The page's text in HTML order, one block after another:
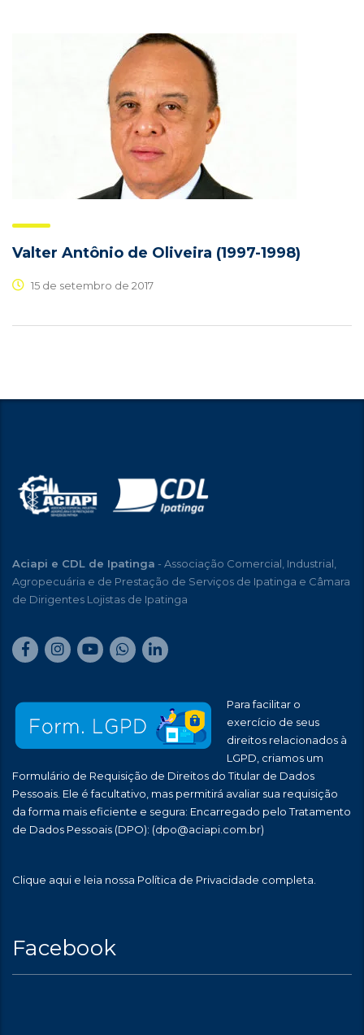
Valter Antônio de Oliveira (1997-1998)
15 de setembro de 2017
Aciapi e CDL de Ipatinga - Associação Comercial, Industrial,
Agropecuária e de Prestação de Serviços de Ipatinga e Câmara
de Dirigentes Lojistas de Ipatinga
Para facilitar o
exercício de seus
direitos relacionados à
LGPD, criamos um
Formulário de Requisição de Direitos do Titular de Dados
Pessoais. Ele é facultativo, mas permitirá avaliar sua requisição
da forma mais eficiente e segura: Encarregado pelo Tratamento
de Dados Pessoais (DPO): (dpo@aciapi.com.br)
Clique aqui e leia nossa Política de Privacidade completa.
Facebook